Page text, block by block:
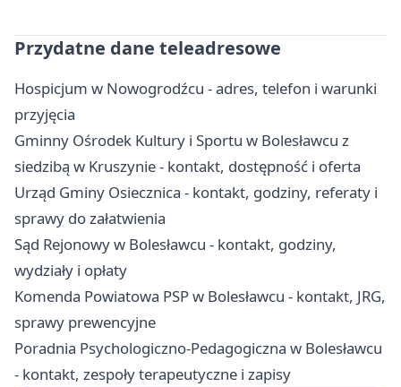
Przydatne dane teleadresowe
Hospicjum w Nowogrodźcu - adres, telefon i warunki
przyjęcia
Gminny Ośrodek Kultury i Sportu w Bolesławcu z
siedzibą w Kruszynie - kontakt, dostępność i oferta
Urząd Gminy Osiecznica - kontakt, godziny, referaty i
sprawy do załatwienia
Sąd Rejonowy w Bolesławcu - kontakt, godziny,
wydziały i opłaty
Komenda Powiatowa PSP w Bolesławcu - kontakt, JRG,
sprawy prewencyjne
Poradnia Psychologiczno-Pedagogiczna w Bolesławcu
- kontakt, zespoły terapeutyczne i zapisy